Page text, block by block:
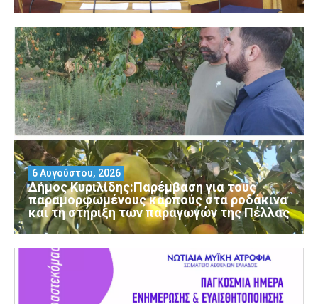
Δήμος Κυριλίδης:Παρέμβαση για τους
παραμορφωμένους καρπούς στα ροδάκινα
και τη στήριξη των παραγωγών της Πέλλας
6 Αυγούστου, 2026